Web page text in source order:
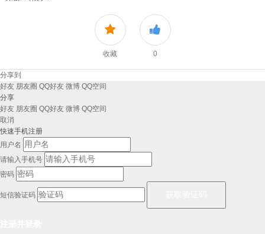
收藏 0
分享到
好友 朋友圈 QQ好友 微博 QQ空间
分享
好友 朋友圈 QQ好友 微博 QQ空间
取消
快速手机注册
用户名
请输入手机号
密码
短信验证码